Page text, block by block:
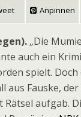
Anpinnen
„Die
auch ein
spielt. Doch
aus Fauske,
Rätsel aufgab.